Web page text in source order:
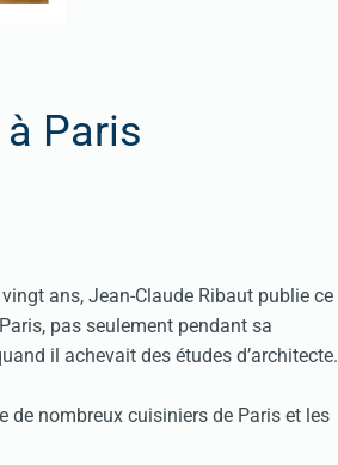
Paris
ans, Jean-Claude Ribaut publie ce
pas seulement pendant sa
il achevait des études d’architecte.
de nombreux cuisiniers de Paris et les